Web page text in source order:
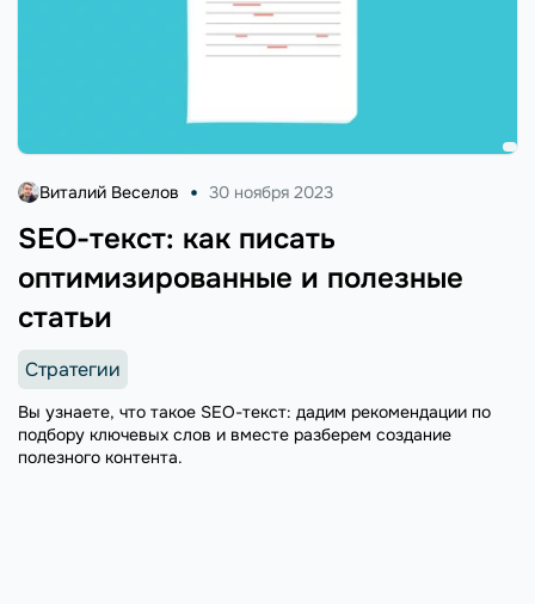
SEO-текст: как писать
оптимизированные и полезные
статьи
Виталий Веселов 30 ноября 2023
Стратегии
Вы узнаете, что такое SEO-текст: дадим рекомендации по
подбору ключевых слов и вместе разберем создание
полезного контента.